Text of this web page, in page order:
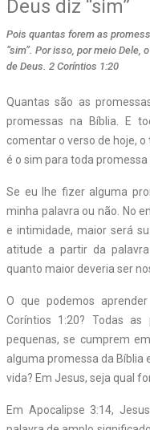
Deus diz “sim”
Pois quantas forem as
“sim”. Por isso, por meio Dele,
de Deus. 2 Coríntios 1:20
Quantas são as
promessas na Bíblia.E
comentar o verso de hoje, o
é o sim para toda promessa
Se eu lhe fizer alguma
minha palavra ou não. No
e intimidade, maior será
atitude a partir da
quanto maior deveria ser
O que podemos
Coríntios 1:20? Todas
pequenas, se cumprem
alguma promessa da Bíblia
vida? Em Jesus, seja qual
Em Apocalipse 3:14,